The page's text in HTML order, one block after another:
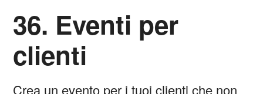
36. Eventi per
clienti
Crea un evento per i tuoi clienti che non